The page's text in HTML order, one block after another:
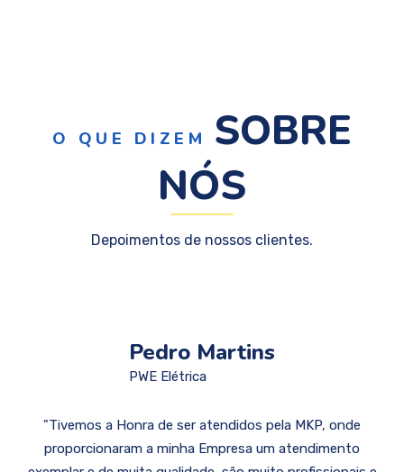
O QUE DIZEM
SOBRE
NÓS
Depoimentos de nossos clientes.
Pedro Martins
PWE Elétrica
Tivemos a Honra de ser atendidos pela MKP, onde
proporcionaram a minha Empresa um atendimento